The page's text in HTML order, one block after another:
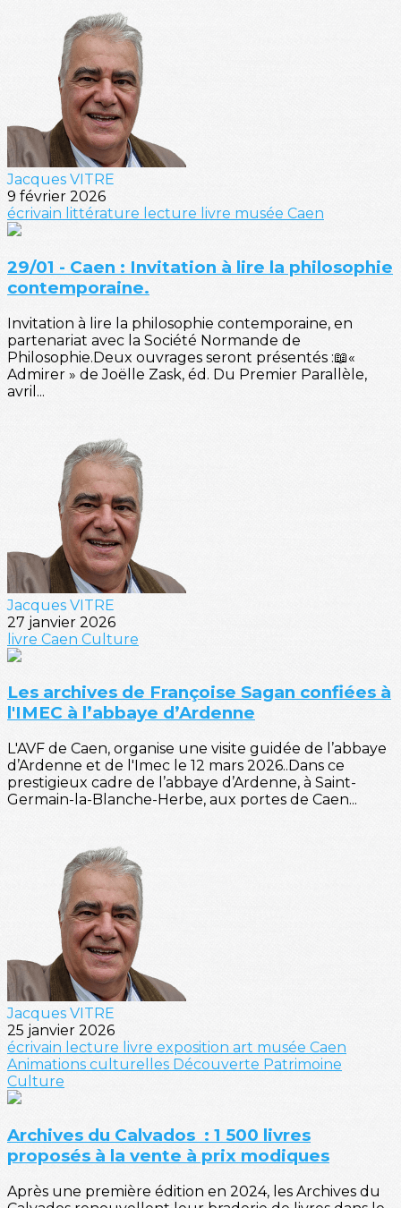
Jacques VITRE
9 février 2026
écrivain littérature lecture livre musée Caen
29/01 - Caen : Invitation à lire la philosophie
contemporaine.
Invitation à lire la philosophie contemporaine, en
partenariat avec la Société Normande de
Philosophie.Deux ouvrages seront présentés :📖«
Admirer » de Joëlle Zask, éd. Du Premier Parallèle,
avril...
Jacques VITRE
27 janvier 2026
livre Caen Culture
Les archives de Françoise Sagan confiées à
l'IMEC à l’abbaye d’Ardenne
L'AVF de Caen, organise une visite guidée de l’abbaye
d’Ardenne et de l'Imec le 12 mars 2026..Dans ce
prestigieux cadre de l’abbaye d’Ardenne, à Saint-
Germain-la-Blanche-Herbe, aux portes de Caen...
Jacques VITRE
25 janvier 2026
écrivain lecture livre exposition art musée Caen
Animations culturelles Découverte Patrimoine
Culture
Archives du Calvados : 1 500 livres
proposés à la vente à prix modiques
Après une première édition en 2024, les Archives du